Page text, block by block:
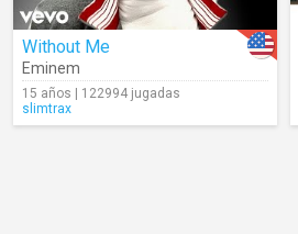
Without Me
Eminem
15 años | 122994 jugadas
slimtrax